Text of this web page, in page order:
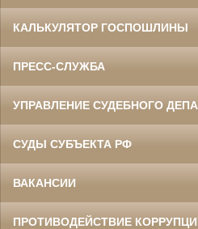
КАЛЬКУЛЯТОР ГОСПОШЛИНЫ
ПРЕСС-СЛУЖБА
УПРАВЛЕНИЕ СУДЕБНОГО
СУДЫ СУБЪЕКТА РФ
ВАКАНСИИ
ПРОТИВОДЕЙСТВИЕ